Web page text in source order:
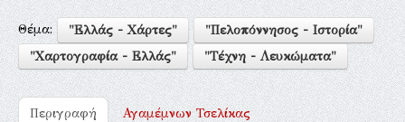
Θέμα: "Ελλάς - Χάρτες"
"Πελοπόννησος - Ιστορία"
"Χαρτογραφία - Ελλάς"
"Τέχνη - Λευκώματα"
Περιγραφή Αγαμέμνων Τσελίκας